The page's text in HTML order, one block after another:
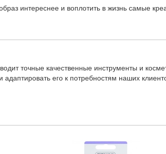
интереснее и воплотить в жизнь самые
точные качественные инструменты и
его к потребностям наших